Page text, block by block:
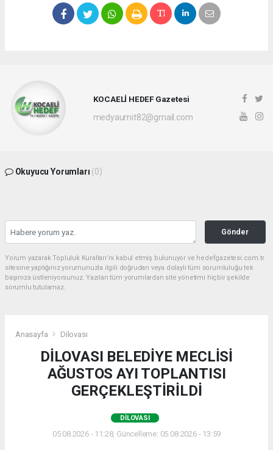
KOCAELİ HEDEF Gazetesi
medyaumit82@gmail.com
Okuyucu Yorumları (0)
Gönder
Yorum yazarak Topluluk Kuralları’nı kabul etmiş bulunuyor ve hedefgazetesi.com.tr
sitesine yaptığınız yorumunuzla ilgili doğrudan veya dolaylı tüm sorumluluğu tek
başınıza üstleniyorsunuz. Yazılan tüm yorumlardan site yönetimi hiçbir şekilde
sorumlu tutulamaz.
Anasayfa Dilovası
DİLOVASI BELEDİYE MECLİSİ
AĞUSTOS AYI TOPLANTISI
GERÇEKLEŞTİRİLDİ
DILOVASI
05.08.2026 - 11:28, Güncelleme: 05.08.2026 - 13:59